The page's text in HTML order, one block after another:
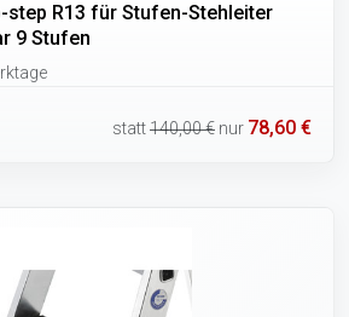
R13 für Stufen-Stehleiter
9 Stufen
statt140,00 € nur 78,60 €